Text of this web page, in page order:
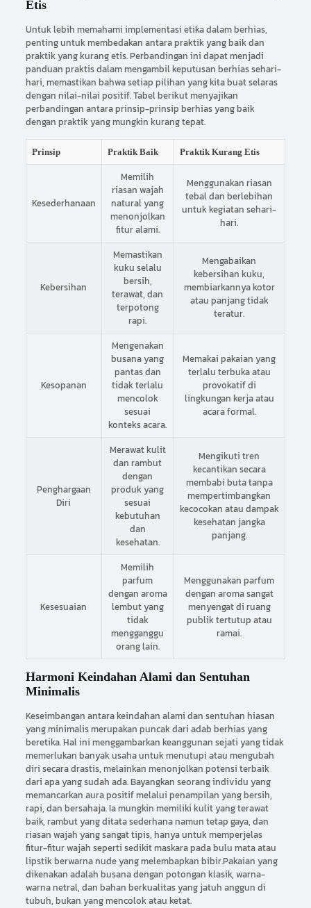
Etis
Untuk lebih memahami implementasi etika dalam berhias,
penting untuk membedakan antara praktik yang baik dan
praktik yang kurang etis. Perbandingan ini dapat menjadi
panduan praktis dalam mengambil keputusan berhias sehari-
hari, memastikan bahwa setiap pilihan yang kita buat selaras
dengan nilai-nilai positif. Tabel berikut menyajikan
perbandingan antara prinsip-prinsip berhias yang baik
dengan praktik yang mungkin kurang tepat.
Prinsip Praktik Baik Praktik Kurang Etis
Kesederhanaan
Memilih
riasan wajah
natural yang
menonjolkan
fitur alami.
Menggunakan riasan
tebal dan berlebihan
untuk kegiatan sehari-
hari.
Kebersihan
Memastikan
kuku selalu
bersih,
terawat, dan
terpotong
rapi.
Mengabaikan
kebersihan kuku,
membiarkannya kotor
atau panjang tidak
teratur.
Kesopanan
Mengenakan
busana yang
pantas dan
tidak terlalu
mencolok
sesuai
konteks acara.
Memakai pakaian yang
terlalu terbuka atau
provokatif di
lingkungan kerja atau
acara formal.
Penghargaan
Diri
Merawat kulit
dan rambut
dengan
produk yang
sesuai
kebutuhan
dan
kesehatan.
Mengikuti tren
kecantikan secara
membabi buta tanpa
mempertimbangkan
kecocokan atau dampak
kesehatan jangka
panjang.
Kesesuaian
Memilih
parfum
dengan aroma
lembut yang
tidak
mengganggu
orang lain.
Menggunakan parfum
dengan aroma sangat
menyengat di ruang
publik tertutup atau
ramai.
Harmoni Keindahan Alami dan Sentuhan
Minimalis
Keseimbangan antara keindahan alami dan sentuhan hiasan
yang minimalis merupakan puncak dari adab berhias yang
beretika. Hal ini menggambarkan keanggunan sejati yang tidak
memerlukan banyak usaha untuk menutupi atau mengubah
diri secara drastis, melainkan menonjolkan potensi terbaik
dari apa yang sudah ada. Bayangkan seorang individu yang
memancarkan aura positif melalui penampilan yang bersih,
rapi, dan bersahaja. Ia mungkin memiliki kulit yang terawat
baik, rambut yang ditata sederhana namun tetap gaya, dan
riasan wajah yang sangat tipis, hanya untuk memperjelas
fitur-fitur wajah seperti sedikit maskara pada bulu mata atau
lipstik berwarna nude yang melembapkan bibir.Pakaian yang
dikenakan adalah busana dengan potongan klasik, warna-
warna netral, dan bahan berkualitas yang jatuh anggun di
tubuh, bukan yang mencolok atau ketat.